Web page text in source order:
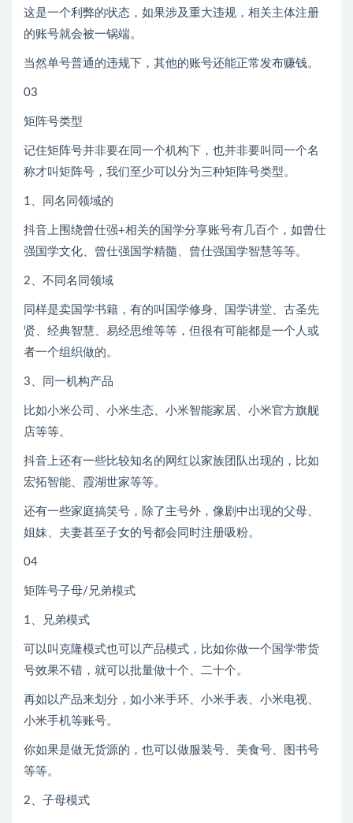
这是一个利弊的状态，如果涉及重大违规，相关主体注册
的账号就会被一锅端。
当然单号普通的违规下，其他的账号还能正常发布赚钱。
03
矩阵号类型
记住矩阵号并非要在同一个机构下，也并非要叫同一个名
称才叫矩阵号，我们至少可以分为三种矩阵号类型。
1、同名同领域的
抖音上围绕曾仕强+相关的国学分享账号有几百个，如曾仕
强国学文化、曾仕强国学精髓、曾仕强国学智慧等等。
2、不同名同领域
同样是卖国学书籍，有的叫国学修身、国学讲堂、古圣先
贤、经典智慧、易经思维等等，但很有可能都是一个人或
者一个组织做的。
3、同一机构产品
比如小米公司、小米生态、小米智能家居、小米官方旗舰
店等等。
抖音上还有一些比较知名的网红以家族团队出现的，比如
宏拓智能、霞湖世家等等。
还有一些家庭搞笑号，除了主号外，像剧中出现的父母、
姐妹、夫妻甚至子女的号都会同时注册吸粉。
04
矩阵号子母/兄弟模式
1、兄弟模式
可以叫克隆模式也可以产品模式，比如你做一个国学带货
号效果不错，就可以批量做十个、二十个。
再如以产品来划分，如小米手环、小米手表、小米电视、
小米手机等账号。
你如果是做无货源的，也可以做服装号、美食号、图书号
等等。
2、子母模式